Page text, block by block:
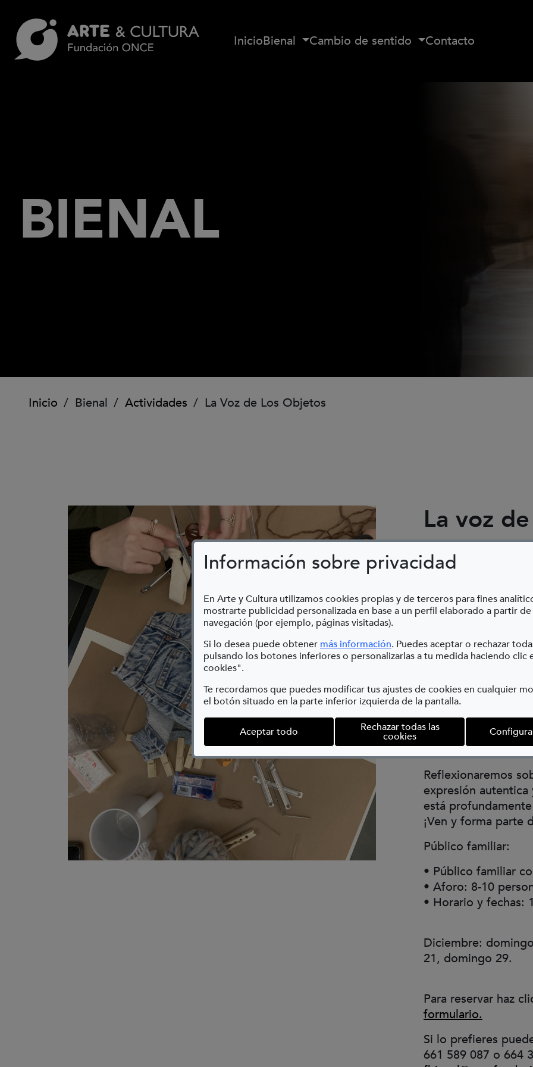
Información sobre privacidad
En Arte y Cultura utilizamos cookies propias y de terceros para fines
mostrarte publicidad personalizada en base a un perfil elaborado a partir
navegación (por ejemplo, páginas visitadas).
Si lo desea puede obtener más información(Abre en nueva ventana)
. Puedes aceptar o rechazar
pulsando los botones inferiores o personalizarlas a tu medida haciendo clic
cookies".
Te recordamos que puedes modificar tus ajustes de cookies en cualquier
el botón situado en la parte inferior izquierda de la pantalla.
Aceptar todo Rechazar todas las
cookies
InicioBienal Cambio de sentido Contacto
BIENAL
Ruta de navegación
Inicio Bienal Actividades La Voz de Los Objetos
La voz
¿Has pensado que
pueden convertir
En este taller nos
crearemos nuestra
o pocos comunes,
Buzo”, Carmen
Durante la
simbólico de los
de materiales
plástico y cualquier
ocurrir; y
sin pulir ni refinar
Reflexionaremos
expresión
está
¡Ven y forma parte
Público familiar:
• Público familiar
• Aforo: 8-10
• Horario y fechas:
Diciembre:
21, domingo 29.
Para reservar haz
formulario.
Si lo prefieres
661 589 087 o 664